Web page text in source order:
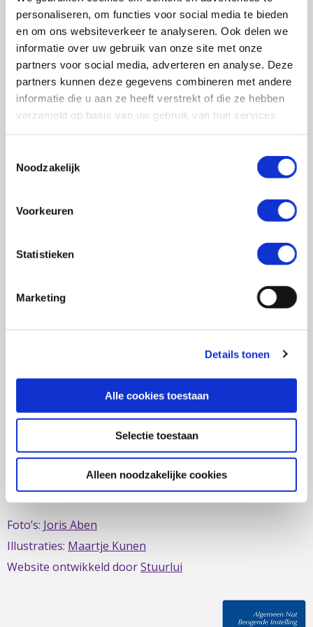
personaliseren, om functies voor social media te bieden
en om ons websiteverkeer te analyseren. Ook delen we
informatie over uw gebruik van onze site met onze
partners voor social media, adverteren en analyse. Deze
partners kunnen deze gegevens combineren met andere
informatie die u aan ze heeft verstrekt of die ze hebben
verzameld op basis van uw gebruik van hun services.
Noodzakelijk
Voorkeuren
Statistieken
Marketing
Details tonen
Alle cookies toestaan
Selectie toestaan
Alleen noodzakelijke cookies
0348 – 43 29 20(algemene nummer)
(ma t/m do: van 10.00 tot 14.30 uur)
info@crohn-colitis.nl
0348 – 420 780 (ervaringsdeskundigenlijn)
(ma t/m do: van 10:00 tot 12:30 uur)
ervaringsdeskundigen@crohn-colitis.nl
voor mensen met chronische darmziektes zoals de ziekte
van Crohn, colitis ulcerosa en microscopische colitis.
Deze ontstekingsziektes noemt men ook wel
Inflammatory Bowel Disease (IBD). Crohn & Colitis NL zet
zich al sinds 1979 in om de belangen van mensen met
IBD te behartigen. Evenals de belangen van mensen met
short bowel/darmfalen.
Deze website is mede mogelijk gemaakt door het
Fonds
Foto’s: Joris Aben
Illustraties: Maartje Kunen
Website ontwikkeld doorStuurlui